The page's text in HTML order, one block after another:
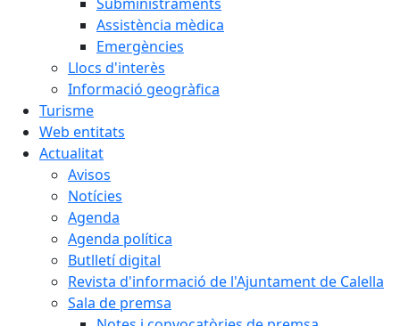
Assistència mèdica
Emergències
Llocs d'interès
Informació geogràfica
Turisme
Web entitats
Actualitat
Avisos
Notícies
Agenda
Agenda política
Butlletí digital
Revista d'informació de l'Ajuntament de Calella
Sala de premsa